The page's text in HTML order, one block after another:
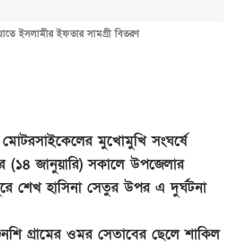
ইসলামীর ইফতার সামগ্রী বিতরণ
মোটরসাইকেলের মুখোমুখি সংঘর্ষে
(১৪ জানুয়ারি) সকালে উপজেলার
শেখ হাসিনা সেতুর উপর এ দুর্ঘটনা
গ্রামের ওমর সেতাবের ছেলে শাকিল